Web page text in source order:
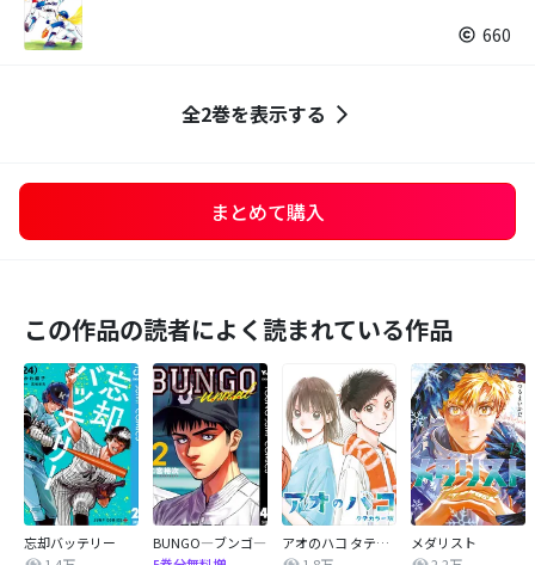
660
全2巻を表示する
まとめて購入
この作品の読者によく読まれている作品
忘却バッテリー
BUNGO―ブンゴ―
アオのハコ タテカラー版【タテヨミ】
メダリスト